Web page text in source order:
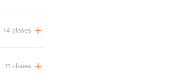
14 clases
11 clases